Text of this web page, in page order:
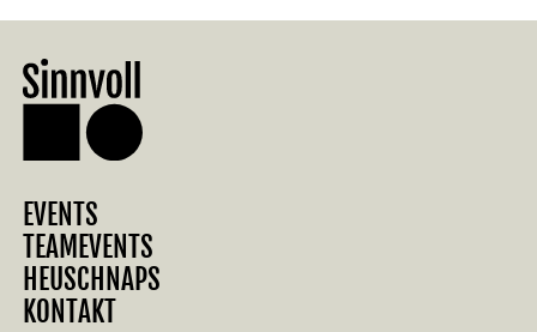
EVENTS
TEAMEVENTS
HEUSCHNAPS
KONTAKT